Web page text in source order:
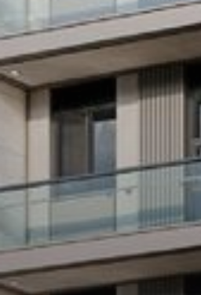
من نحن